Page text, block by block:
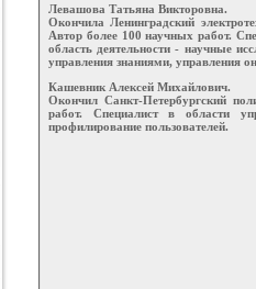
Левашова Татьяна Викторовна.
Окончила Ленинградский
Автор более 100 научных работ.
область деятельности - научные
управления знаниями, управления
Кашевник Алексей Михайлович.
Окончил Санкт-Петербургский
работ. Специалист в области
профилирование пользователей.